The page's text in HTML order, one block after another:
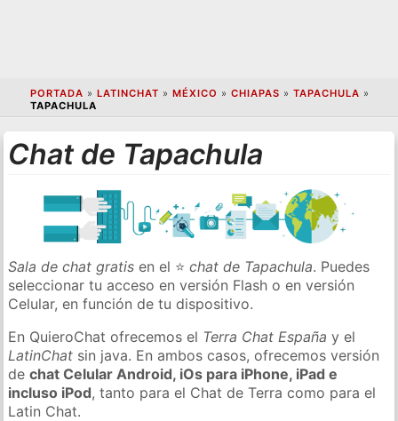
PORTADA » LATINCHAT » MÉXICO » CHIAPAS » TAPACHULA »
TAPACHULA
Chat de Tapachula
Sala de chat gratis en el ⭐chat de Tapachula. Puedes
seleccionar tu acceso en versión Flash o en versión
Celular, en función de tu dispositivo.
En QuieroChat ofrecemos el Terra Chat España y el
LatinChat sin java. En ambos casos, ofrecemos versión
dechat Celular Android, iOs para iPhone, iPad e
incluso iPod, tanto para el Chat de Terra como para el
Latin Chat.